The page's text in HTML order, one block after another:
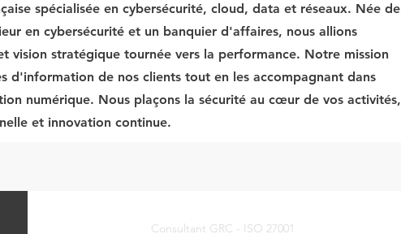
spécialisée en cybersécurité, cloud, data et réseaux. Née de
en cybersécurité et un banquier d'affaires, nous allions
vision stratégique tournée vers la performance. Notre mission
d'information de nos clients tout en les accompagnant dans
numérique. Nous plaçons la sécurité au cœur de vos activités,
et innovation continue.